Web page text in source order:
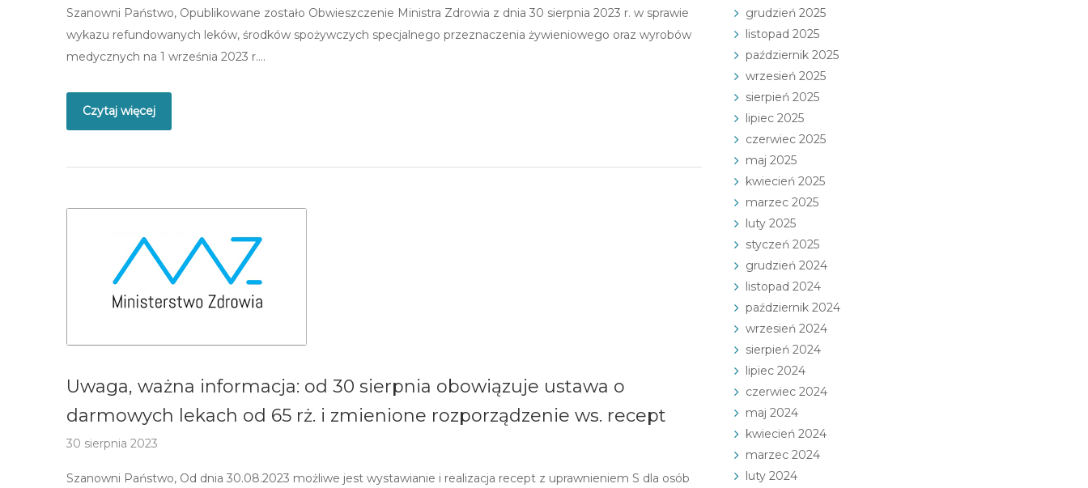
Szanowni Państwo, Opublikowane zostało Obwieszczenie Ministra Zdrowia z dnia 30 sierpnia 2023 r. w sprawie
wykazu refundowanych leków, środków spożywczych specjalnego przeznaczenia żywieniowego oraz wyrobów
medycznych na 1 września 2023 r….
Czytaj więcej
Uwaga, ważna informacja: od 30 sierpnia obowiązuje ustawa o
darmowych lekach od 65 rż. i zmienione rozporządzenie ws. recept
30 sierpnia 2023
Szanowni Państwo, Od dnia 30.08.2023 możliwe jest wystawianie i realizacja recept z uprawnieniem S dla osób
grudzień 2025
listopad 2025
październik 2025
wrzesień 2025
sierpień 2025
lipiec 2025
czerwiec 2025
maj 2025
kwiecień 2025
marzec 2025
luty 2025
styczeń 2025
grudzień 2024
listopad 2024
październik 2024
wrzesień 2024
sierpień 2024
lipiec 2024
czerwiec 2024
maj 2024
kwiecień 2024
marzec 2024
luty 2024